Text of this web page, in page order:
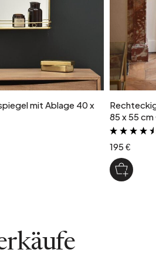
mit Ablage 40 x
85 x 55
195 €